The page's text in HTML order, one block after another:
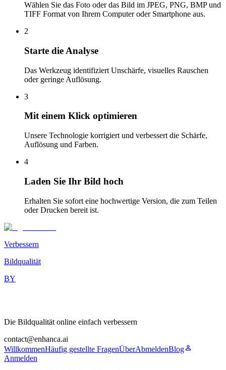
Wählen Sie das Foto oder das Bild im JPEG, PNG, BMP und
TIFF Format von Ihrem Computer oder Smartphone aus.
2
Starte die Analyse
Das Werkzeug identifiziert Unschärfe, visuelles Rauschen
oder geringe Auflösung.
3
Mit einem Klick optimieren
Unsere Technologie korrigiert und verbessert die Schärfe,
Auflösung und Farben.
4
Laden Sie Ihr Bild hoch
Erhalten Sie sofort eine hochwertige Version, die zum Teilen
oder Drucken bereit ist.
Verbessern
Bildqualität
BY
Die Bildqualität online einfach verbessern
contact@enhanca.ai
WillkommenHäufig gestellte FragenÜberAbmeldenBlog
Anmelden